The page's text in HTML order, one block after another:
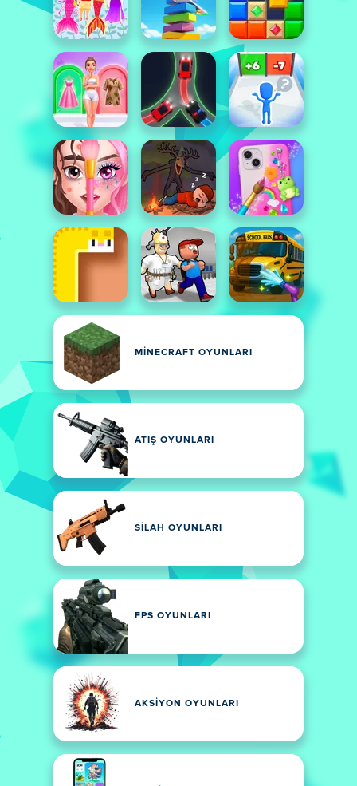
MINECRAFT OYUNLARI
ATIŞ OYUNLARI
SILAH OYUNLARI
FPS OYUNLARI
AKSIYON OYUNLARI